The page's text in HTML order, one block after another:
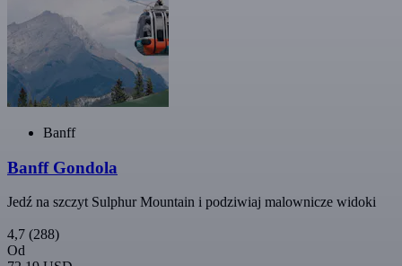
Banff
Banff Gondola
Jedź na szczyt Sulphur Mountain i podziwiaj malownicze widoki
4,7 (288)
Od